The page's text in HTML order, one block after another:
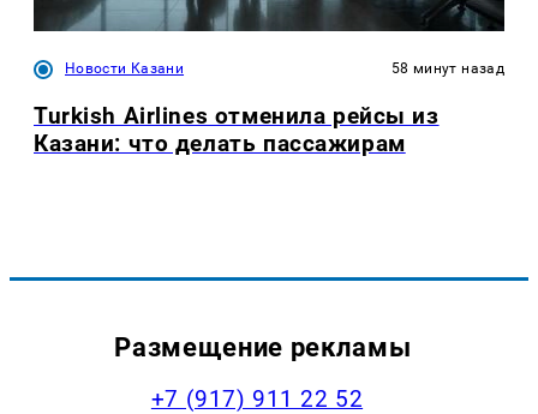
Новости Казани 58 минут назад
Turkish Airlines отменила рейсы из
Казани: что делать пассажирам
Размещение рекламы
+7 (917) 911 22 52